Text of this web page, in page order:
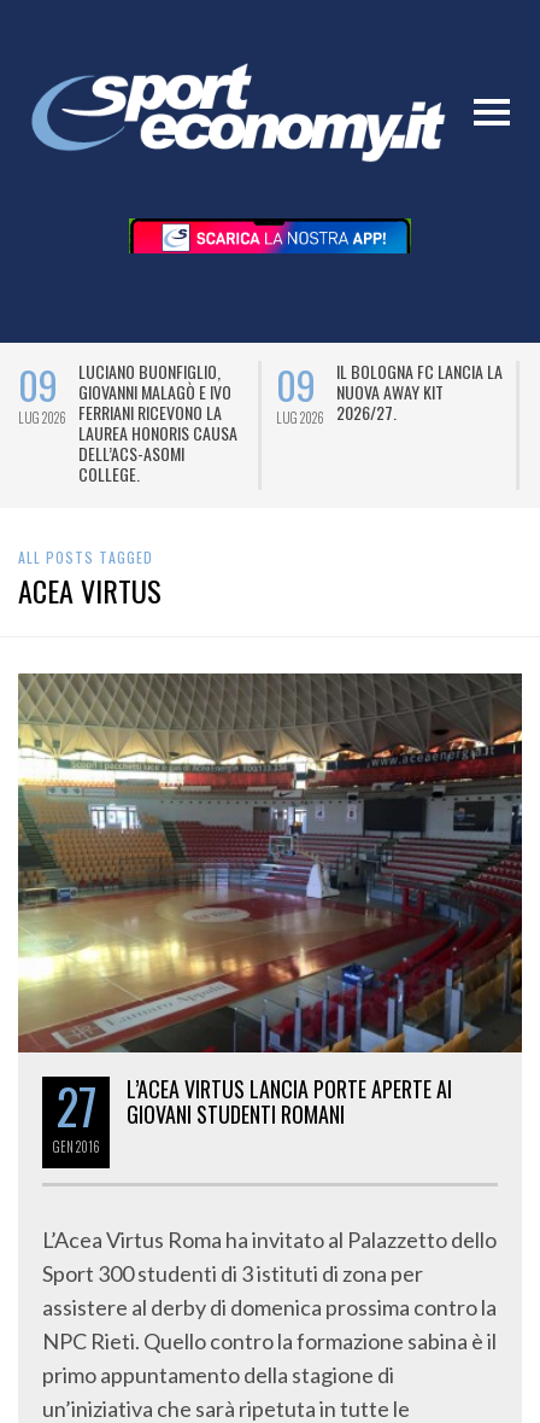
09
LUG 2026
LUCIANO BUONFIGLIO,
GIOVANNI MALAGÒ E IVO
FERRIANI RICEVONO LA
LAUREA HONORIS CAUSA
DELL’ACS-ASOMI
COLLEGE.
09
LUG 2026
IL BOLOGNA FC LANCIA LA
NUOVA AWAY KIT
2026/27.
ALL POSTS TAGGED
ACEA VIRTUS
27
GEN2016
L’ACEA VIRTUS LANCIA PORTE APERTE AI
GIOVANI STUDENTI ROMANI
L’Acea Virtus Roma ha invitato al Palazzetto dello
Sport 300 studenti di 3 istituti di zona per
assistere al derby di domenica prossima contro la
NPC Rieti. Quello contro la formazione sabina è il
primo appuntamento della stagione di
un’iniziativa che sarà ripetuta in tutte le